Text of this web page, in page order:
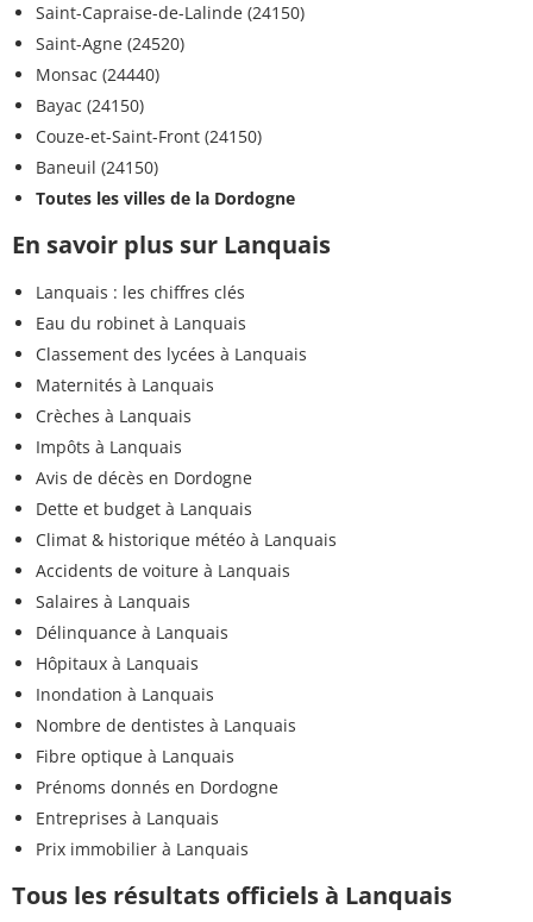
Saint-Capraise-de-Lalinde (24150)
Saint-Agne (24520)
Monsac (24440)
Bayac (24150)
Couze-et-Saint-Front (24150)
Baneuil (24150)
Toutes les villes de la Dordogne
En savoir plus sur Lanquais
Lanquais : les chiffres clés
Eau du robinet à Lanquais
Classement des lycées à Lanquais
Maternités à Lanquais
Crèches à Lanquais
Impôts à Lanquais
Avis de décès en Dordogne
Dette et budget à Lanquais
Climat & historique météo à Lanquais
Accidents de voiture à Lanquais
Salaires à Lanquais
Délinquance à Lanquais
Hôpitaux à Lanquais
Inondation à Lanquais
Nombre de dentistes à Lanquais
Fibre optique à Lanquais
Prénoms donnés en Dordogne
Entreprises à Lanquais
Prix immobilier à Lanquais
Tous les résultats officiels à Lanquais